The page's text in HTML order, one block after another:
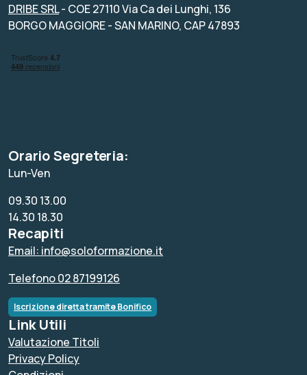
DRIBE SRL- COE 27110 Via Ca dei Lunghi, 136
BORGO MAGGIORE - SAN MARINO, CAP 47893
Orario Segreteria:
Lun-Ven
09.30 13.00
14.30 18.30
Recapiti
Email: info@soloformazione.it
Telefono 02 87199126
Iscrizione diretta tramite Bonifico
Link Utili
Valutazione Titoli
Privacy Policy